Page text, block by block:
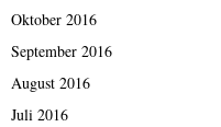
Oktober 2016
September 2016
August 2016
Juli 2016